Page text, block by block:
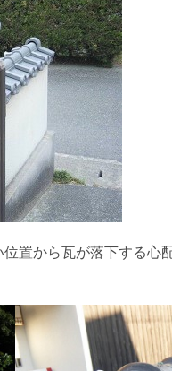
置から瓦が落下する心